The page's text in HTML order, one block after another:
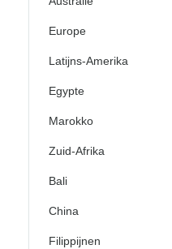
Europe
Latijns-Amerika
Egypte
Marokko
Zuid-Afrika
Bali
China
Filippijnen